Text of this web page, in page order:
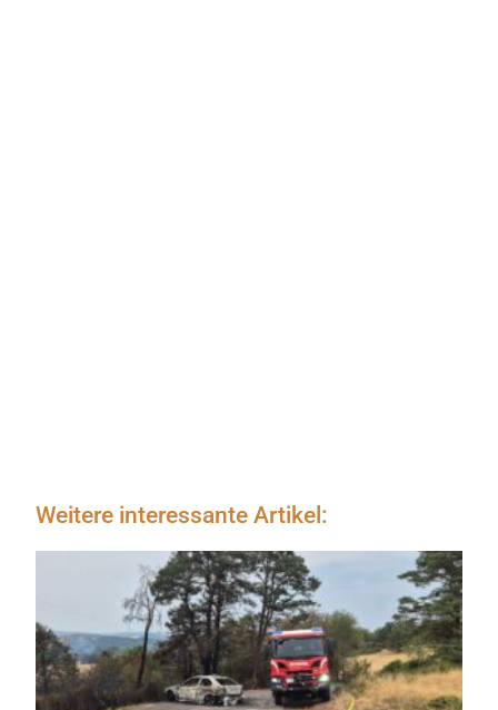
Weitere interessante Artikel: